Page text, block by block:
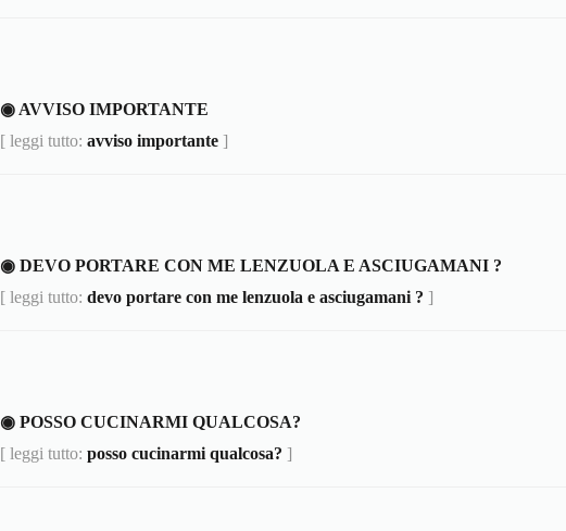
◉ AVVISO IMPORTANTE
[ leggi tutto: avviso importante ]
◉ DEVO PORTARE CON ME LENZUOLA E ASCIUGAMANI ?
[ leggi tutto: devo portare con me lenzuola e asciugamani ? ]
◉ POSSO CUCINARMI QUALCOSA?
[ leggi tutto: posso cucinarmi qualcosa? ]